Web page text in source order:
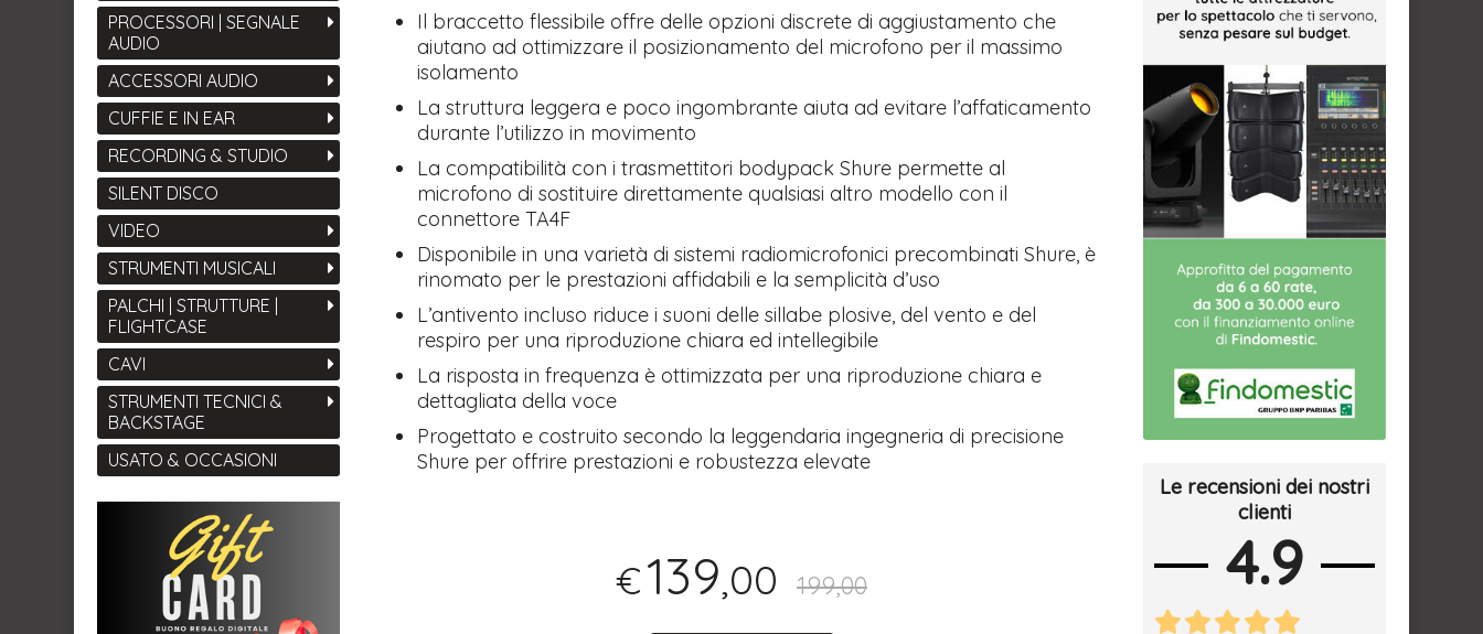
Il braccetto flessibile offre delle opzioni discrete di aggiustamento che
aiutano ad ottimizzare il posizionamento del microfono per il massimo
isolamento
La struttura leggera e poco ingombrante aiuta ad evitare l’affaticamento
durante l’utilizzo in movimento
La compatibilità con i trasmettitori bodypack Shure permette al
microfono di sostituire direttamente qualsiasi altro modello con il
connettore TA4F
Disponibile in una varietà di sistemi radiomicrofonici precombinati Shure, è
rinomato per le prestazioni affidabili e la semplicità d’uso
L’antivento incluso riduce i suoni delle sillabe plosive, del vento e del
respiro per una riproduzione chiara ed intellegibile
La risposta in frequenza è ottimizzata per una riproduzione chiara e
dettagliata della voce
Progettato e costruito secondo la leggendaria ingegneria di precisione
Shure per offrire prestazioni e robustezza elevate
€139,00 199,00
PROCESSORI | SEGNALE
AUDIO
ACCESSORI AUDIO
CUFFIE E IN EAR
RECORDING & STUDIO
SILENT DISCO
VIDEO
STRUMENTI MUSICALI
PALCHI | STRUTTURE |
FLIGHTCASE
CAVI
STRUMENTI TECNICI &
BACKSTAGE
USATO & OCCASIONI
Le recensioni dei nostri
clienti
4.9